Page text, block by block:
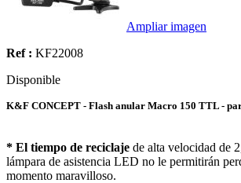
Ampliar imagen
Ref : KF22008
Disponible
K&F CONCEPT - Flash anular Macro 150 TTL -
* El tiempo de reciclaje de alta velocidad de
lámpara de asistencia LED no le permitirán
momento maravilloso.